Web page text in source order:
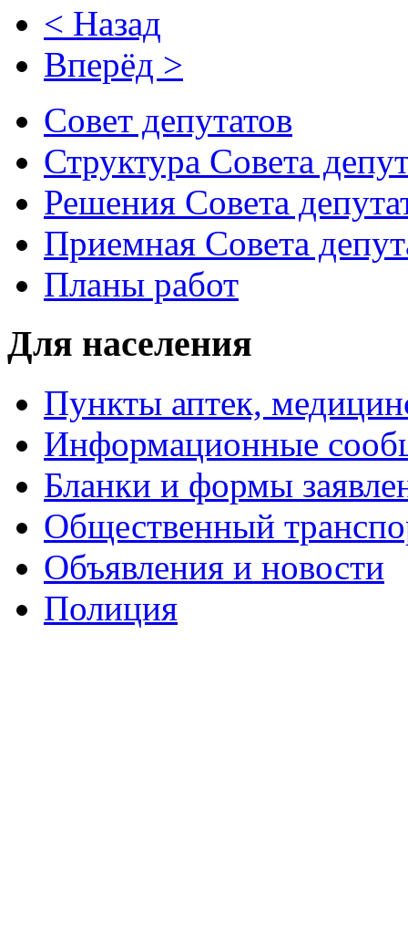
< Назад
Вперёд >
Совет депутатов
Структура Совета
Решения Совета
Приемная Совета
Планы работ
Для населения
Пункты аптек,
Информационные
Бланки и формы
Общественный
Объявления и новости
Полиция